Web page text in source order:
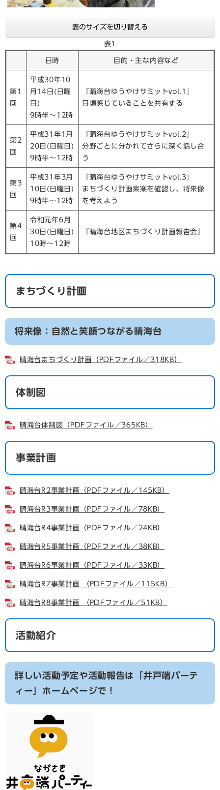
表のサイズを切り替える
表1
日時 目的・主な内容など
第1
回
平成30年10
月14日(日曜
日)
9時半～12時
『晴海台ゆうやけサミットvol.1』
日頃感じていることを共有する
第2
回
平成31年1月
20日(日曜日)
9時半～12時
『晴海台ゆうやけサミットvol.2』
分野ごとに分かれてさらに深く話し合
う
第3
回
平成31年3月
10日(日曜日)
9時半～12時
『晴海台ゆうやけサミットvol.3』
まちづくり計画素案を確認し、将来像
を考えよう
第4
回
令和元年6月
30日(日曜日)
10時～12時
『晴海台地区まちづくり計画報告会』
まちづくり計画
将来像：自然と笑顔つながる晴海台
晴海台まちづくり計画（PDFファイル／318KB）
体制図
晴海台体制図（PDFファイル／365KB）
事業計画
晴海台R2事業計画（PDFファイル／145KB）
晴海台R3事業計画（PDFファイル／78KB）
晴海台R4事業計画（PDFファイル／24KB）
晴海台R5事業計画（PDFファイル／38KB）
晴海台R6事業計画（PDFファイル／33KB）
晴海台R7事業計画 （PDFファイル／115KB）
晴海台R8事業計画 （PDFファイル／51KB）
活動紹介
詳しい活動予定や活動報告は「井戸端パーテ
ィー」ホームページで！